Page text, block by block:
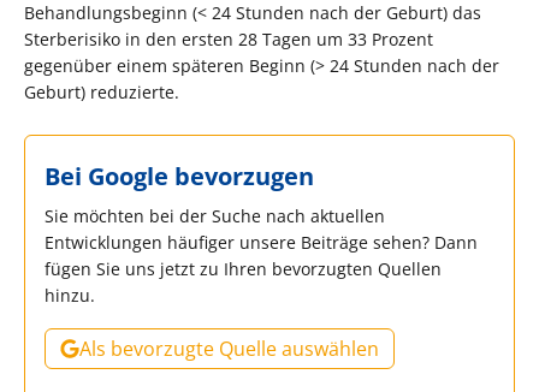
Behandlungsbeginn (< 24 Stunden nach der Geburt) das
Sterberisiko in den ersten 28 Tagen um 33 Prozent
gegenüber einem späteren Beginn (> 24 Stunden nach der
Geburt) reduzierte.
Bei Google bevorzugen
Sie möchten bei der Suche nach aktuellen
Entwicklungen häufiger unsere Beiträge sehen? Dann
fügen Sie uns jetzt zu Ihren bevorzugten Quellen
hinzu.
Als bevorzugte Quelle auswählen